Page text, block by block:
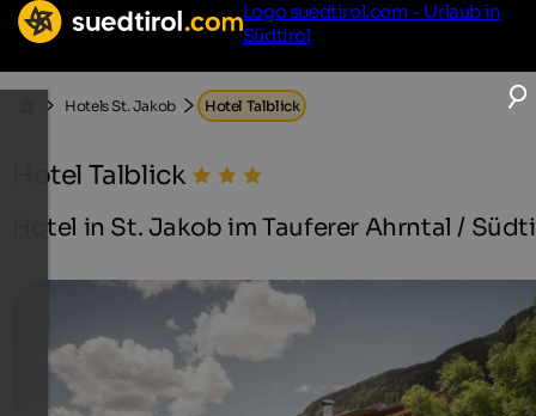
Logo suedtirol.com - Urlaub in
Südtirol
Hotels St. Jakob Hotel Talblick
Hotel Talblick
Hotel in St. Jakob im Tauferer Ahrntal /